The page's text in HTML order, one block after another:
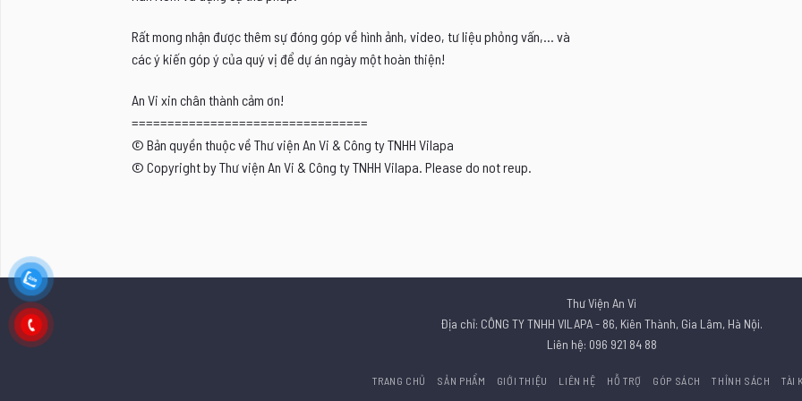
Rất mong nhận được thêm sự đóng góp về hình ảnh, video, tư liệu phỏng vấn,... và
các ý kiến góp ý của quý vị để dự án ngày một hoàn thiện!
An Vi xin chân thành cảm ơn!
=================================
© Bản quyền thuộc về Thư viện An Vi & Công ty TNHH Vilapa
© Copyright by Thư viện An Vi & Công ty TNHH Vilapa. Please do not reup.
Thư Viện An Vi
Địa chỉ: CÔNG TY TNHH VILAPA - 86, Kiên Thành, Gia Lâm, Hà Nội.
Liên hệ: 096 921 84 88
TRANG CHỦ SẢN PHẨM GIỚI THIỆU LIÊN HỆ HỖ TRỢ GÓP SÁCH THỈNH SÁCH TÀI